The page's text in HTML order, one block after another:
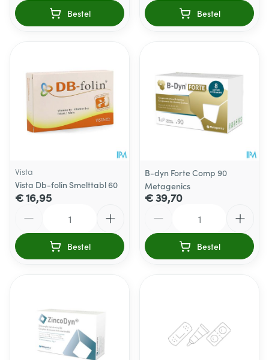
Bestel Bestel
Vista
Vista Db-folin Smelttabl 60
€ 16,95
Bestel
B-dyn Forte Comp 90
Metagenics
€ 39,70
Bestel